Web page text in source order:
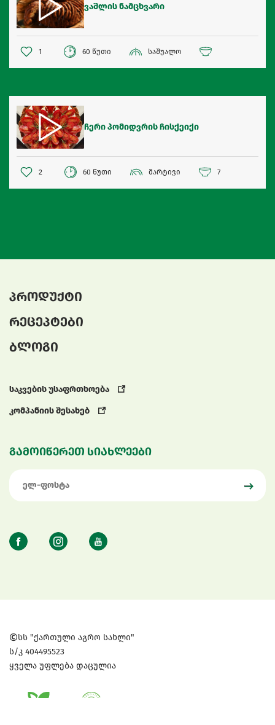
ვაშლის ნამცხვარი
1 60 წუთი საშუალო
ჩერი პომიდვრის ჩისქეიქი
2 60 წუთი მარტივი 7
პროდუქტი
რეცეპტები
ბლოგი
საკვების უსაფრთხოება
კომპანიის შესახებ
გამოიწერეთ სიახლეები
სს "ქართული აგრო სახლი"
ს/კ 404495523
ყველა უფლება დაცულია